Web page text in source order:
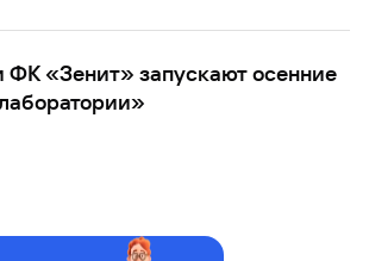
ФК «Зенит» запускают осенние